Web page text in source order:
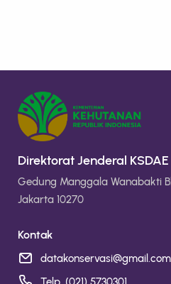
Direktorat Jenderal KSDAE
Gedung Manggala Wanabakti
Jakarta 10270
Kontak
datakonservasi@gmail.com